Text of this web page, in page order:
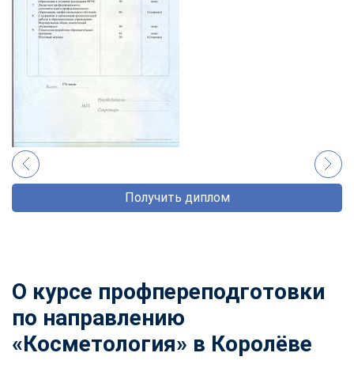
Получить диплом
О курсе профпереподготовки
по направлению
«Косметология» в Королёве